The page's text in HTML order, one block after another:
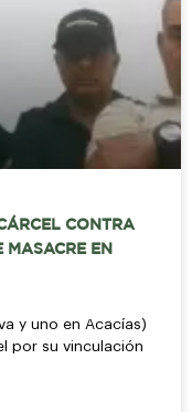
CONTRA
MASACRE EN
y uno en Acacías)
por su vinculación